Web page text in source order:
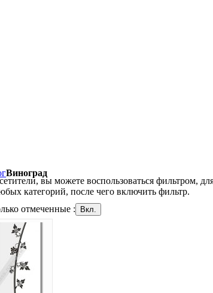
Виноград
вы можете воспользоваться фильтром,
категорий, после чего включить фильтр.
отмеченные :